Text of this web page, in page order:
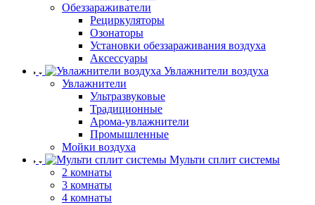
Обеззараживатели
Рециркуляторы
Озонаторы
Установки обеззараживания воздуха
Аксессуары
Увлажнители воздуха
Увлажнители
Ультразвуковые
Традиционные
Арома-увлажнители
Промышленные
Мойки воздуха
Мульти сплит системы
2 комнаты
3 комнаты
4 комнаты